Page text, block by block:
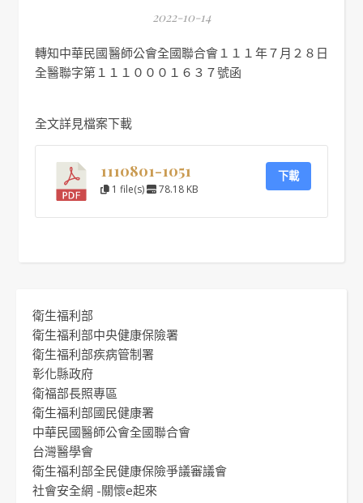
2022-10-14
轉知中華民國醫師公會全國聯合會１１１年７月２８日
全醫聯字第１１１０００１６３７號函
全文詳見檔案下載
1110801-1051
1 file(s) 78.18 KB
下載
衛生福利部
衛生福利部中央健康保險署
衛生福利部疾病管制署
彰化縣政府
衛福部長照專區
衛生福利部國民健康署
中華民國醫師公會全國聯合會
台灣醫學會
衛生福利部全民健康保險爭議審議會
社會安全網 -關懷e起來